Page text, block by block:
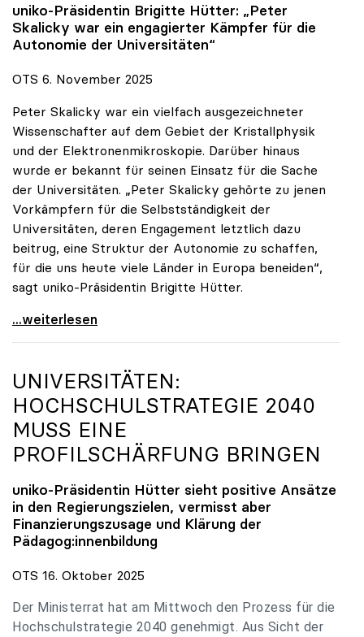
uniko-Präsidentin Brigitte Hütter: „Peter
Skalicky war ein engagierter Kämpfer für die
Autonomie der Universitäten“
OTS 6. November 2025
Peter Skalicky war ein vielfach ausgezeichneter
Wissenschafter auf dem Gebiet der Kristallphysik
und der Elektronenmikroskopie. Darüber hinaus
wurde er bekannt für seinen Einsatz für die Sache
der Universitäten. „Peter Skalicky gehörte zu jenen
Vorkämpfern für die Selbstständigkeit der
Universitäten, deren Engagement letztlich dazu
beitrug, eine Struktur der Autonomie zu schaffen,
für die uns heute viele Länder in Europa beneiden“,
sagt uniko-Präsidentin Brigitte Hütter.
uniko trauert um ehemaligen Präsidenten Peter
...weiterlesen
UNIVERSITÄTEN:
HOCHSCHULSTRATEGIE 2040
MUSS EINE
PROFILSCHÄRFUNG BRINGEN
uniko-Präsidentin Hütter sieht positive Ansätze
in den Regierungszielen, vermisst aber
Finanzierungszusage und Klärung der
Pädagog:innenbildung
OTS 16. Oktober 2025
Der Ministerrat hat am Mittwoch den Prozess für die
Hochschulstrategie 2040 genehmigt. Aus Sicht der